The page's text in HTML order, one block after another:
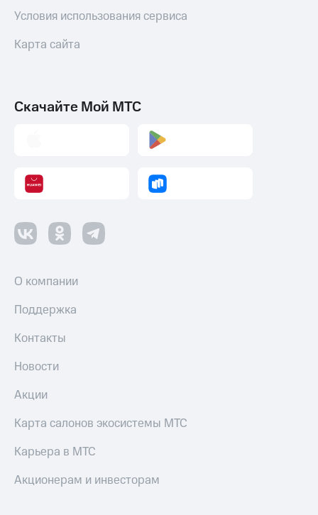
Условия использования сервиса
Карта сайта
Скачайте Мой МТС
О компании
Поддержка
Контакты
Новости
Акции
Карта салонов экосистемы МТС
Карьера в МТС
Акционерам и инвесторам